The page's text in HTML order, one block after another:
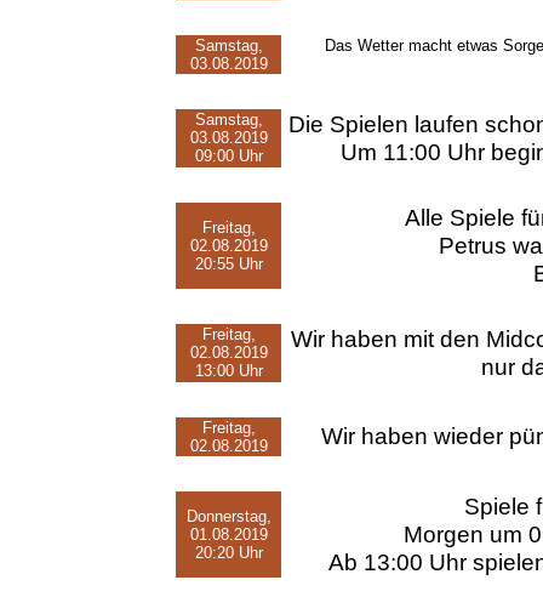
Samstag,
03.08.2019
Das Wetter macht etwas
Samstag,
03.08.2019
09:00 Uhr
Die Spielen laufen
Um 11:00 Uhr
Freitag,
02.08.2019
20:55 Uhr
Alle Spiele
Petrus
Freitag,
02.08.2019
13:00 Uhr
Wir haben mit den
nur
Freitag,
02.08.2019
Wir haben wieder
Donnerstag,
01.08.2019
20:20 Uhr
Spiele
Morgen um
Ab 13:00 Uhr